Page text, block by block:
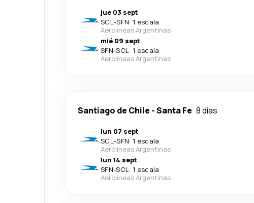
jue 03 sept
SCL-SFN· 1 escala
Aerolineas Argentinas
mié 09 sept
SFN-SCL· 1 escala
Aerolineas Argentinas
Santiago de Chile -Santa Fe 8 días
lun 07 sept
SCL-SFN· 1 escala
Aerolineas Argentinas
lun 14 sept
SFN-SCL· 1 escala
Aerolineas Argentinas